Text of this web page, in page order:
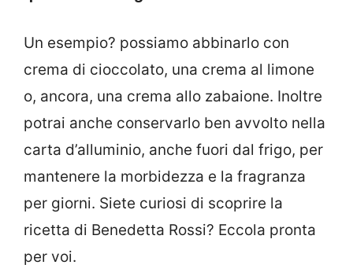
Un esempio? possiamo abbinarlo con
crema di cioccolato, una crema al limone
o, ancora, una crema allo zabaione. Inoltre
potrai anche conservarlo ben avvolto nella
carta d’alluminio, anche fuori dal frigo, per
mantenere la morbidezza e la fragranza
per giorni. Siete curiosi di scoprire la
ricetta di Benedetta Rossi? Eccola pronta
per voi.